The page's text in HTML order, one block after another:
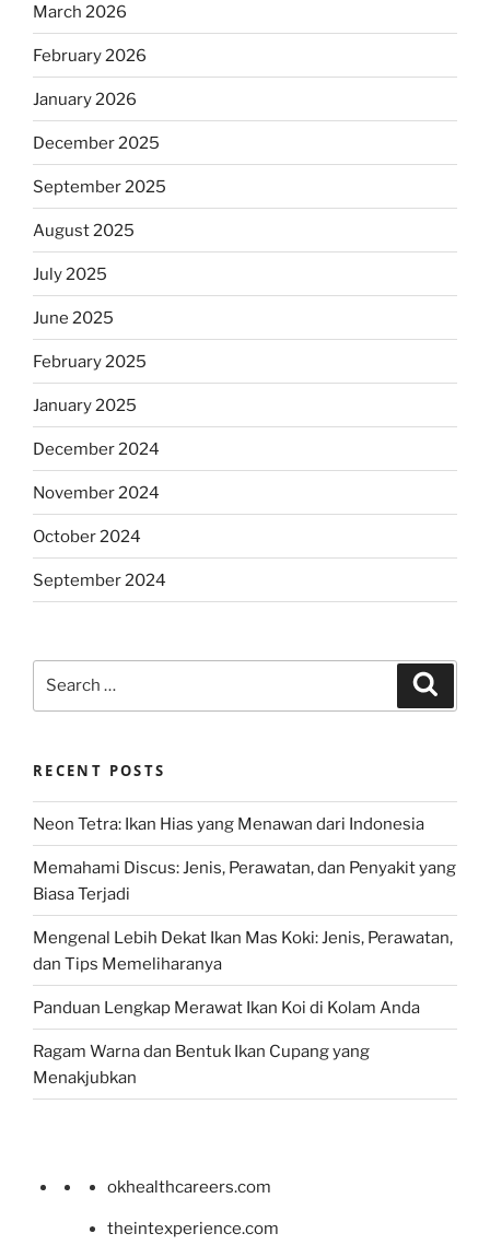
March 2026
February 2026
January 2026
December 2025
September 2025
August 2025
July 2025
June 2025
February 2025
January 2025
December 2024
November 2024
October 2024
September 2024
RECENT POSTS
Neon Tetra: Ikan Hias yang Menawan dari Indonesia
Memahami Discus: Jenis, Perawatan, dan Penyakit yang
Biasa Terjadi
Mengenal Lebih Dekat Ikan Mas Koki: Jenis, Perawatan,
dan Tips Memeliharanya
Panduan Lengkap Merawat Ikan Koi di Kolam Anda
Ragam Warna dan Bentuk Ikan Cupang yang
Menakjubkan
okhealthcareers.com
theintexperience.com